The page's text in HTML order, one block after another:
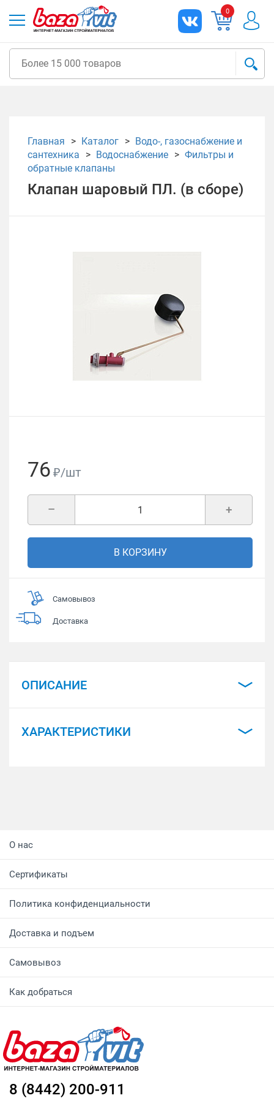
0
Главная Каталог
Водо-, газоснабжение и
сантехника
Водоснабжение
Фильтры и
обратные клапаны
Клапан шаровый ПЛ. (в сборе)
76 ₽/шт
+
–
В КОРЗИНУ
Самовывоз
Доставка
ОПИСАНИЕ
ХАРАКТЕРИСТИКИ
О нас
Сертификаты
Политика конфиденциальности
Доставка и подъем
Самовывоз
Как добраться
8 (8442) 200-911